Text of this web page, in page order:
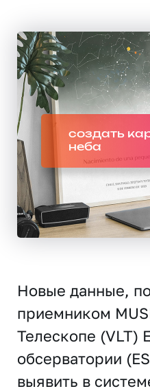
создать
неба
Новые данные,
приемником
Телескопе (VLT)
обсерватории
выявить в